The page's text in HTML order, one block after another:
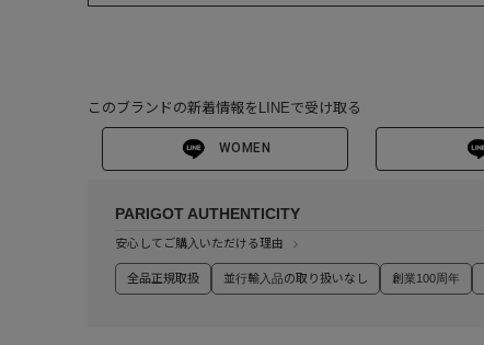
このブランドの新着情報をLINEで受け取る
WOMEN
PARIGOT AUTHENTICITY
安心してご購入いただける理由
全品正規取扱 並行輸入品の取り扱いなし 創業100周年